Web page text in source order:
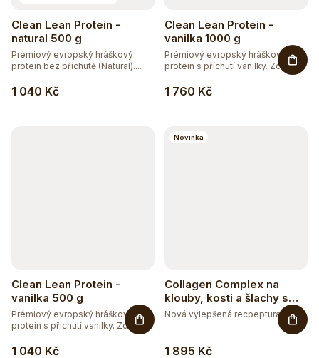
Clean Lean Protein -
natural 500 g
1 040 Kč
Prémiový evropský hráškový
protein bez příchutě (Natural)....
Clean Lean Protein -
vanilka 1000 g
1 760 Kč
Prémiový evropský hráškový
protein s příchutí vanilky. Zcela...
Clean Lean Protein -
vanilka 500 g
1 040 Kč
Prémiový evropský hráškový
protein s příchutí vanilky. Zcela...
Novinka
Collagen Complex na
klouby, kosti a šlachy s
příchutí mango-maracuja
1 895 Kč
Nová vylepšená recpeptura -...